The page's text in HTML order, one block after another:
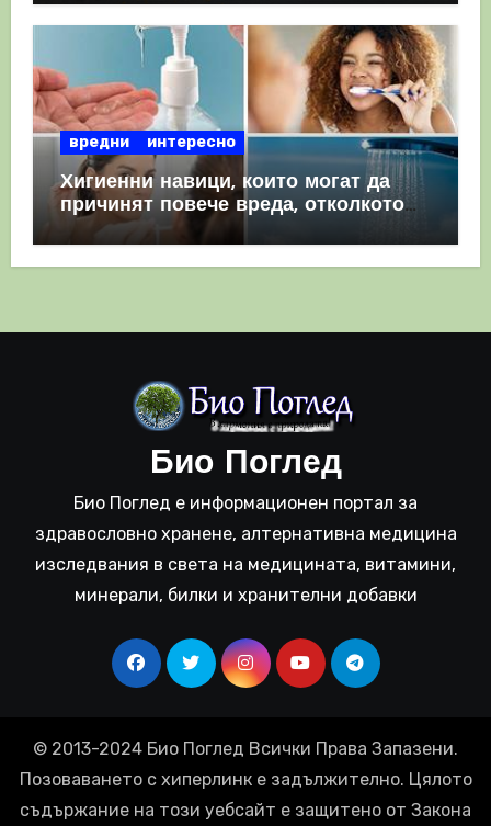
вредни интересно
Хигиенни навици, които могат да
причинят повече вреда, отколкото
полза
Био Поглед
Био Поглед е информационен портал за
здравословно хранене, алтернативна медицина
изследвания в света на медицината, витамини,
минерали, билки и хранителни добавки
© 2013-2024 Био Поглед Всички Права Запазени.
Позоваването с хиперлинк е задължително. Цялото
съдържание на този уебсайт е защитено от Закона